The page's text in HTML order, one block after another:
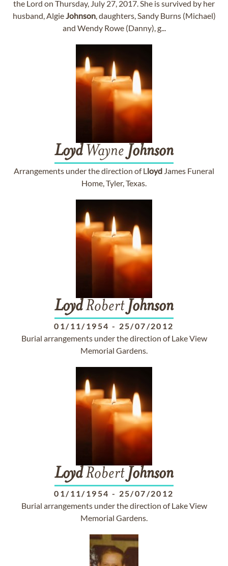
the Lord on Thursday, July 27, 2017. She is survived by her
husband, AlgieJohnson, daughters, Sandy Burns (Michael)
and Wendy Rowe (Danny), g...
LoydWayne Johnson
Arrangements under the direction of Lloyd James Funeral
Home, Tyler, Texas.
LoydRobert Johnson
01/11/1954 - 25/07/2012
Burial arrangements under the direction of Lake View
Memorial Gardens.
LoydRobert Johnson
01/11/1954 - 25/07/2012
Burial arrangements under the direction of Lake View
Memorial Gardens.